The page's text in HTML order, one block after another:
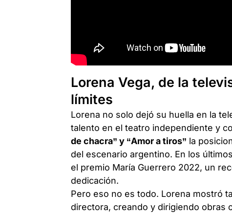
Lorena Vega, de la
límites
Lorena no solo dejó su huella en la
talento en el teatro independiente y
de chacra” y “Amor a tiros” la
del escenario argentino. En los
el premio María Guerrero 2022, un
dedicación.
Pero eso no es todo. Lorena mostró
directora, creando y dirigiendo obras